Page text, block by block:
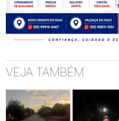
VEJA TAMBÉM